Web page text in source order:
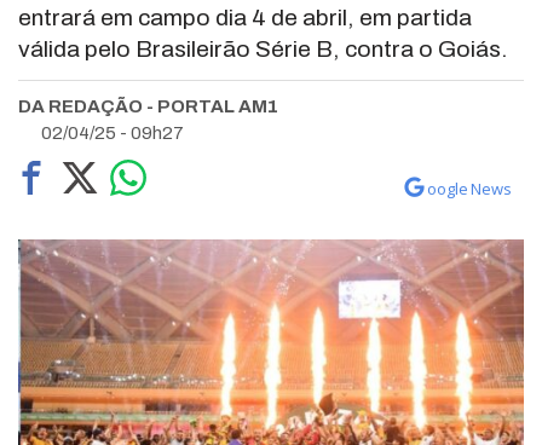
entrará em campo dia 4 de abril, em partida
válida pelo Brasileirão Série B, contra o Goiás.
DA REDAÇÃO - PORTAL AM1
02/04/25 - 09h27
oogle News